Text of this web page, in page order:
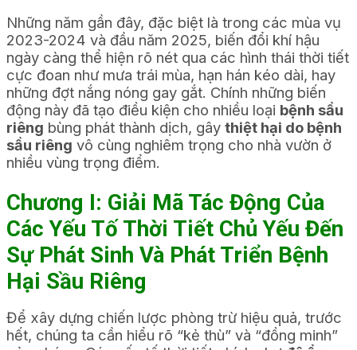
Những năm gần đây, đặc biệt là trong các mùa vụ
2023-2024 và đầu năm 2025, biến đổi khí hậu
ngày càng thể hiện rõ nét qua các hình thái thời tiết
cực đoan như mưa trái mùa, hạn hán kéo dài, hay
những đợt nắng nóng gay gắt. Chính những biến
động này đã tạo điều kiện cho nhiều loại bệnh sầu
riêng bùng phát thành dịch, gây thiệt hại do bệnh
sầu riêng vô cùng nghiêm trọng cho nhà vườn ở
nhiều vùng trọng điểm.
Chương I: Giải Mã Tác Động Của
Các Yếu Tố Thời Tiết Chủ Yếu Đến
Sự Phát Sinh Và Phát Triển Bệnh
Hại Sầu Riêng
Để xây dựng chiến lược phòng trừ hiệu quả, trước
hết, chúng ta cần hiểu rõ “kẻ thù” và “đồng minh”